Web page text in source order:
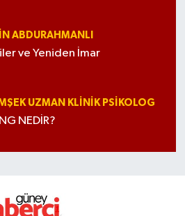
ABDURAHMANLI
ve Yeniden İmar
UZMAN KLINIK PSIKOLOG
NEDİR?